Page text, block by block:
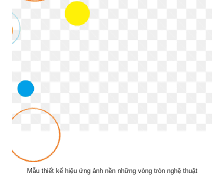
Mẫu thiết kế hiệu ứng ảnh nền những vòng tròn nghệ thuật